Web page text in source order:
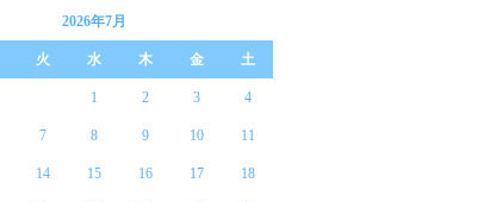
2026年7月
火 水 木 金 土
1 2 3 4
7 8 9 10 11
14 15 16 17 18